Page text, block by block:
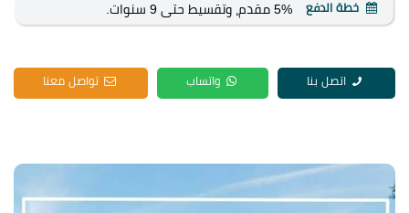
خطة الدفع 5% مقدم، وتقسيط حتى 9 سنوات.
اتصل بنا واتساب تواصل معنا